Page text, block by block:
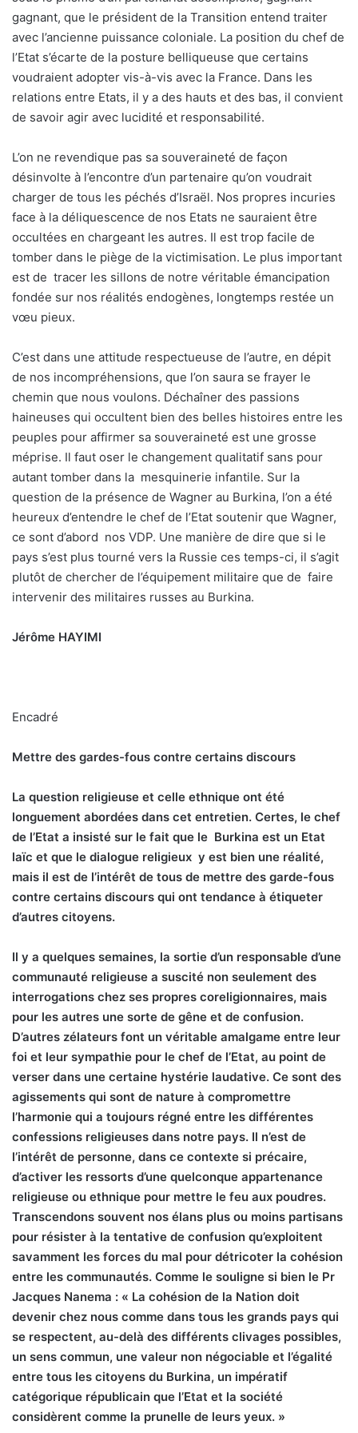
gagnant, que le président de la Transition entend traiter
avec l’ancienne puissance coloniale. La position du chef de
l’Etat s’écarte de la posture belliqueuse que certains
voudraient adopter vis-à-vis avec la France. Dans les
relations entre Etats, il y a des hauts et des bas, il convient
de savoir agir avec lucidité et responsabilité.
L’on ne revendique pas sa souveraineté de façon
désinvolte à l’encontre d’un partenaire qu’on voudrait
charger de tous les péchés d’Israël. Nos propres incuries
face à la déliquescence de nos Etats ne sauraient être
occultées en chargeant les autres. Il est trop facile de
tomber dans le piège de la victimisation. Le plus important
est de tracer les sillons de notre véritable émancipation
fondée sur nos réalités endogènes, longtemps restée un
vœu pieux.
C’est dans une attitude respectueuse de l’autre, en dépit
de nos incompréhensions, que l’on saura se frayer le
chemin que nous voulons. Déchaîner des passions
haineuses qui occultent bien des belles histoires entre les
peuples pour affirmer sa souveraineté est une grosse
méprise. Il faut oser le changement qualitatif sans pour
autant tomber dans la mesquinerie infantile. Sur la
question de la présence de Wagner au Burkina, l’on a été
heureux d’entendre le chef de l’Etat soutenir que Wagner,
ce sont d’abord nos VDP. Une manière de dire que si le
pays s’est plus tourné vers la Russie ces temps-ci, il s’agit
plutôt de chercher de l’équipement militaire que de faire
intervenir des militaires russes au Burkina.
Jérôme HAYIMI
Encadré
Mettre des gardes-fous contre certains discours
La question religieuse et celle ethnique ont été
longuement abordées dans cet entretien. Certes, le chef
de l’Etat a insisté sur le fait que le Burkina est un Etat
laïc et que le dialogue religieux y est bien une réalité,
mais il est de l’intérêt de tous de mettre des garde-fous
contre certains discours qui ont tendance à étiqueter
d’autres citoyens.
Il y a quelques semaines, la sortie d’un responsable d’une
communauté religieuse a suscité non seulement des
interrogations chez ses propres coreligionnaires, mais
pour les autres une sorte de gêne et de confusion.
D’autres zélateurs font un véritable amalgame entre leur
foi et leur sympathie pour le chef de l’Etat, au point de
verser dans une certaine hystérie laudative. Ce sont des
agissements qui sont de nature à compromettre
l’harmonie qui a toujours régné entre les différentes
confessions religieuses dans notre pays. Il n’est de
l’intérêt de personne, dans ce contexte si précaire,
d’activer les ressorts d’une quelconque appartenance
religieuse ou ethnique pour mettre le feu aux poudres.
Transcendons souvent nos élans plus ou moins partisans
pour résister à la tentative de confusion qu’exploitent
savamment les forces du mal pour détricoter la cohésion
entre les communautés. Comme le souligne si bien le Pr
Jacques Nanema : « La cohésion de la Nation doit
devenir chez nous comme dans tous les grands pays qui
se respectent, au-delà des différents clivages possibles,
un sens commun, une valeur non négociable et l’égalité
entre tous les citoyens du Burkina, un impératif
catégorique républicain que l’Etat et la société
considèrent comme la prunelle de leurs yeux. »